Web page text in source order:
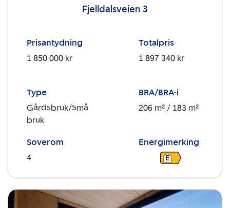
Fjelldalsveien 3
Prisantydning
1 850 000 kr
Totalpris
1 897 340 kr
Type
Gårdsbruk/Små
bruk
BRA/BRA-i
206 m² / 183 m²
Soverom
4
Energimerking
E